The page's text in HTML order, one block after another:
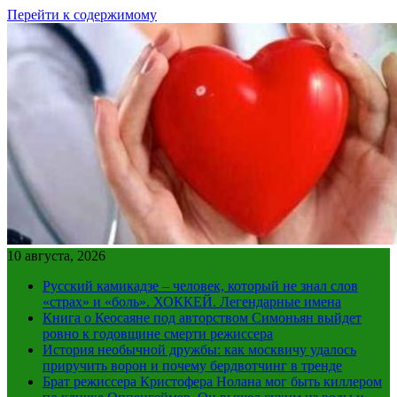
Перейти к содержимому
10 августа, 2026
Русский камикадзе – человек, который не знал слов
«страх» и «боль». ХОККЕЙ. Легендарные имена
Книга о Кеосаяне под авторством Симоньян выйдет
ровно к годовщине смерти режиссера
История необычной дружбы: как москвичу удалось
приручить ворон и почему бердвотчинг в тренде
Брат режиссера Кристофера Нолана мог быть киллером